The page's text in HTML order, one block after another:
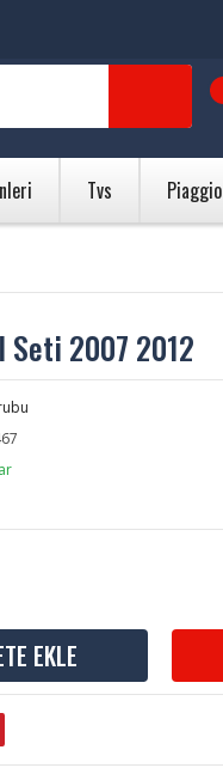
Tvs Piaggio
Seti 2007 2012
EKLE